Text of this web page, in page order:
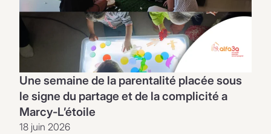
Une semaine de la parentalité placée sous
le signe du partage et de la complicité a
Marcy-L’étoile
18 juin 2026